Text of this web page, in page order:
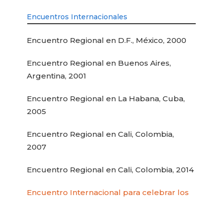
Encuentros Internacionales
Encuentro Regional en D.F., México, 2000
Encuentro Regional en Buenos Aires,
Argentina, 2001
Encuentro Regional en La Habana, Cuba,
2005
Encuentro Regional en Cali, Colombia,
2007
Encuentro Regional en Cali, Colombia, 2014
Encuentro Internacional para celebrar los